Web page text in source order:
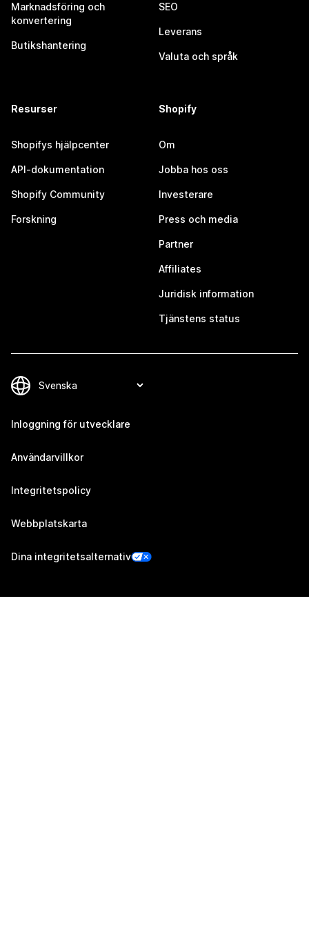
Marknadsföring och
konvertering
Butikshantering
SEO
Leverans
Valuta och språk
Resurser
Shopifys hjälpcenter
API-dokumentation
Shopify Community
Forskning
Shopify
Om
Jobba hos oss
Investerare
Press och media
Partner
Affiliates
Juridisk information
Tjänstens status
Inloggning för utvecklare
Användarvillkor
Integritetspolicy
Webbplatskarta
Dina integritetsalternativ